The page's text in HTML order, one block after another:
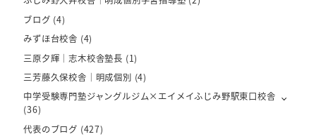
ブログ (4)
みずほ台校舎 (4)
三原夕輝｜志木校舎塾長 (1)
三芳藤久保校舎｜明成個別 (4)
中学受験専門塾ジャングルジム×エイメイふじみ野駅東口校舎
(36)
代表のブログ (427)